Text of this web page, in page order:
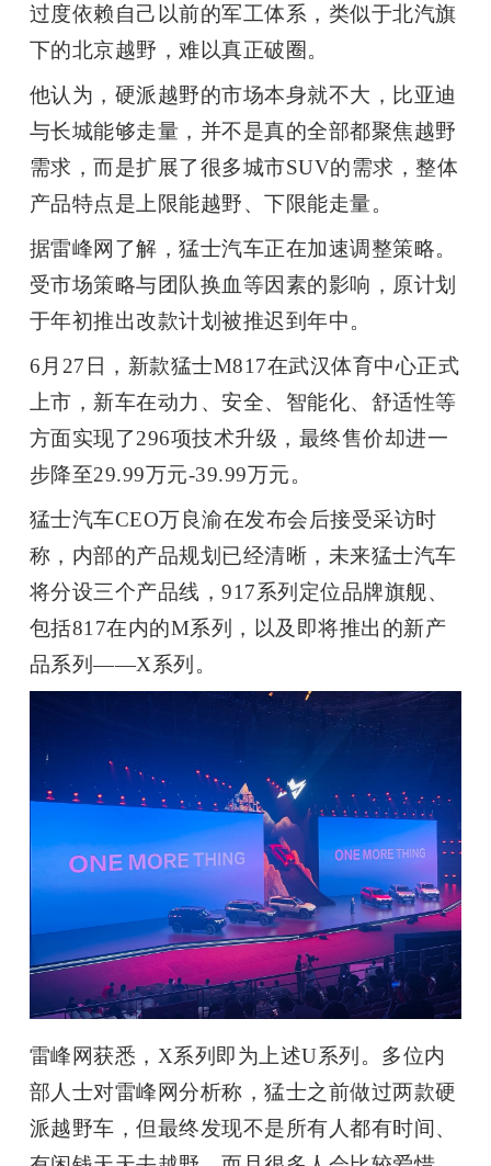
过度依赖自己以前的军工体系，类似于北汽旗
下的北京越野，难以真正破圈。
他认为，硬派越野的市场本身就不大，比亚迪
与长城能够走量，并不是真的全部都聚焦越野
需求，而是扩展了很多城市SUV的需求，整体
产品特点是上限能越野、下限能走量。
据雷峰网了解，猛士汽车正在加速调整策略。
受市场策略与团队换血等因素的影响，原计划
于年初推出改款计划被推迟到年中。
6 月 27 日，新款猛士M817在武汉体育中心正式
上市，新车在动力、安全、智能化、舒适性等
方面实现了296项技术升级，最终售价却进一
步降至29.99万元-39.99万元。
猛士汽车CEO万良渝在发布会后接受采访时
称，内部的产品规划已经清晰，未来猛士汽车
将分设三个产品线，917系列定位品牌旗舰、
包括817在内的M系列，以及即将推出的新产
品系列——X系列。
雷峰网获悉， X系列即为上述U系列。多位内
部人士对雷峰网分析称，猛士之前做过两款硬
派越野车，但最终发现不是所有人都有时间、